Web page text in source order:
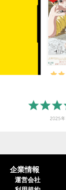
企業情報
運営会社